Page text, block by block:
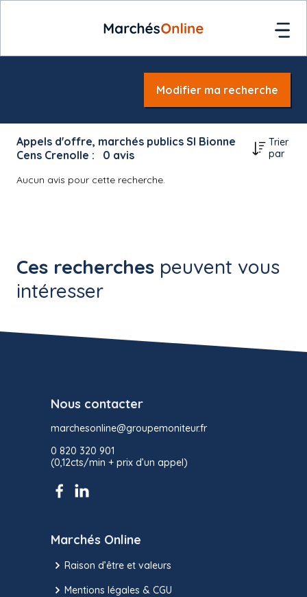
Modifier ma recherche
Appels d'offre, marchés publics SI Bionne
Cens Crenolle :
0 avis
Trier
par
Aucun avis pour cette recherche.
Ces recherches peuvent vous
intéresser
Nous contacter
marchesonline@groupemoniteur.fr
0 820 320 901
(0,12cts/min + prix d’un appel)
Marchés Online
Raison d’être et valeurs
Mentions légales & CGU